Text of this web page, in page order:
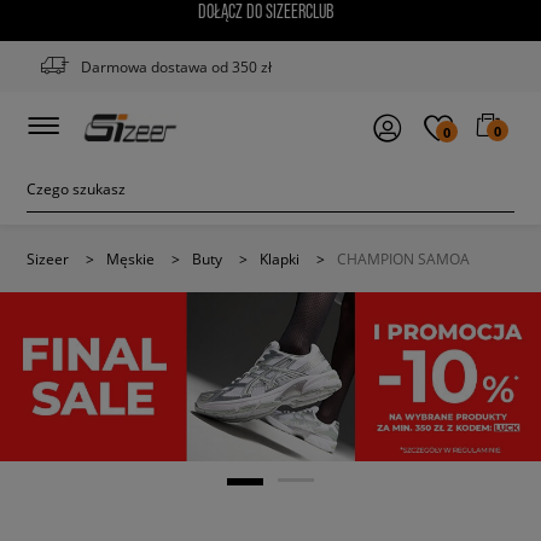
DOŁĄCZ DO SIZEERCLUB
Darmowa dostawa od 350 zł
0 0
Sizeer > Męskie > Buty > Klapki > CHAMPION SAMOA